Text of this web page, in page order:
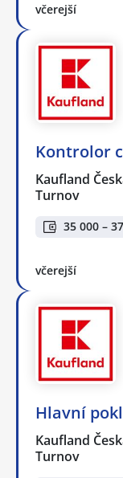
včerejší
Kontrolor
Kaufland
Turnov
35 000 –
včerejší
Hlavní
Kaufland
Turnov